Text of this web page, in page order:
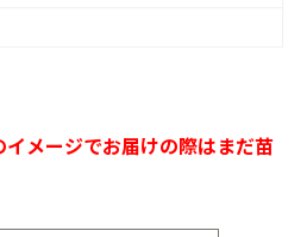
メージでお届けの際はまだ苗